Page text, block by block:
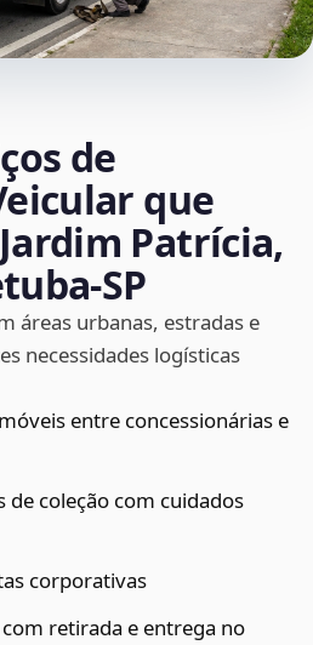
de
que
Patrícia,
áreas urbanas, estradas e
necessidades logísticas
entre concessionárias e
de coleção com cuidados
corporativas
retirada e entrega no